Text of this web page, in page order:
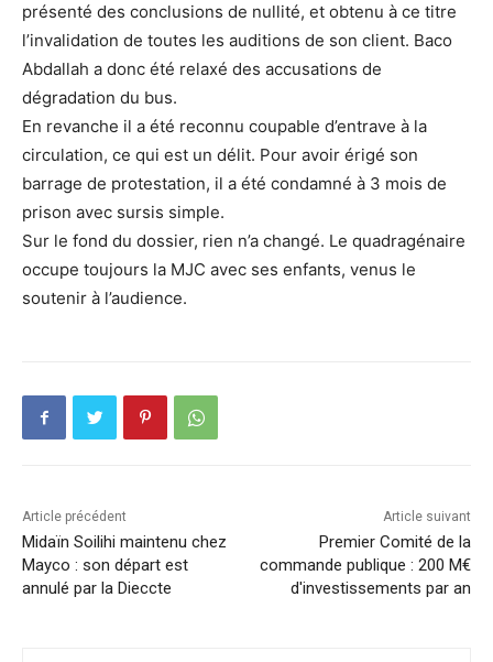
présenté des conclusions de nullité, et obtenu à ce titre
l’invalidation de toutes les auditions de son client. Baco
Abdallah a donc été relaxé des accusations de
dégradation du bus.
En revanche il a été reconnu coupable d’entrave à la
circulation, ce qui est un délit. Pour avoir érigé son
barrage de protestation, il a été condamné à 3 mois de
prison avec sursis simple.
Sur le fond du dossier, rien n’a changé. Le quadragénaire
occupe toujours la MJC avec ses enfants, venus le
soutenir à l’audience.
Article précédent
Midaïn Soilihi maintenu chez
Mayco : son départ est
annulé par la Dieccte
Article suivant
Premier Comité de la
commande publique : 200 M€
d'investissements par an